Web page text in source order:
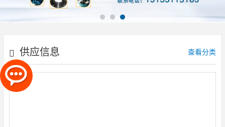
供应信息 查看分类